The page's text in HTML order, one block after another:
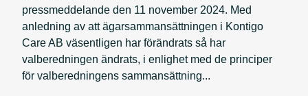
pressmeddelande den 11 november 2024. Med
anledning av att ägarsammansättningen i Kontigo
Care AB väsentligen har förändrats så har
valberedningen ändrats, i enlighet med de principer
för valberedningens sammansättning...